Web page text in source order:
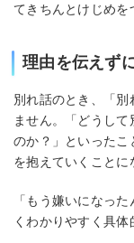
てきちんとけじめを
理由を伝えず
別れ話のとき、「別
ません。「どうし
のか？」といったこ
を抱えていくことに
「もう嫌いになっ
くわかりやすく具体